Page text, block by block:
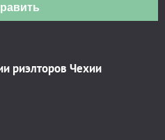
риэлторов Чехии